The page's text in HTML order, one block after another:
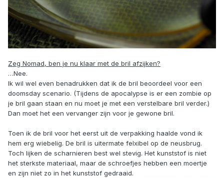
Zeg Nomad, ben je nu klaar met de bril afzijken?
…Nee.
Ik wil wel even benadrukken dat ik de bril beoordeel voor een
doomsday scenario. (Tijdens de apocalypse is er een zombie op
je bril gaan staan en nu moet je met een verstelbare bril verder.)
Dan moet het een vervanger zijn voor je gewone bril.
Toen ik de bril voor het eerst uit de verpakking haalde vond ik
hem erg wiebelig. De bril is uitermate felxibel op de neusbrug.
Toch lijken de scharnieren best wel stevig. Het kunststof is niet
het sterkste materiaal, maar de schroefjes hebben een moertje
en zijn niet zo in het kunststof gedraaid.